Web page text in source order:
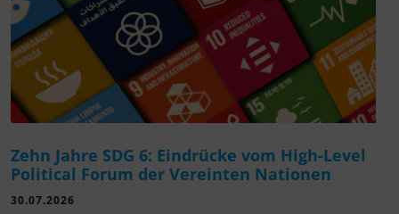
Zehn Jahre SDG 6: Eindrücke vom High-Level
Political Forum der Vereinten Nationen
30.07.2026